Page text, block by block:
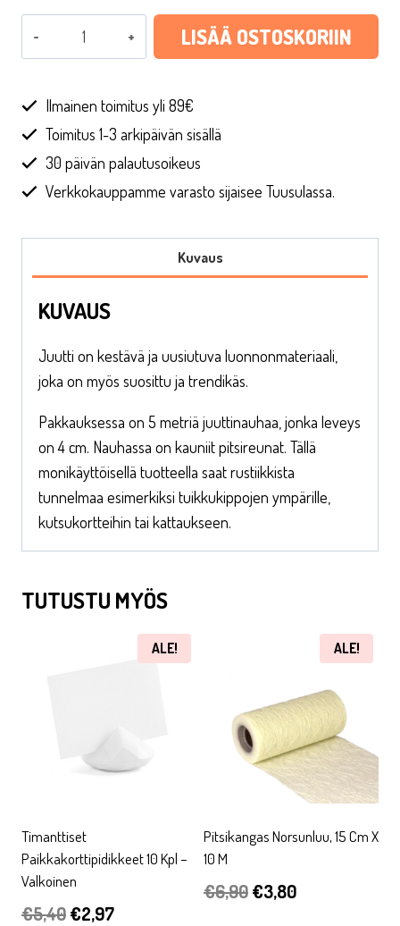
Juuttinauha
x
500
LISÄÄ OSTOSKORIIN
Ilmainen toimitus yli 89€
Toimitus 1-3 arkipäivän sisällä
30 päivän palautusoikeus
Verkkokauppamme varasto sijaisee Tuusulassa.
Kuvaus
KUVAUS
Juutti on kestävä ja uusiutuva luonnonmateriaali,
joka on myös suosittu ja trendikäs.
Pakkauksessa on 5 metriä juuttinauhaa, jonka leveys
on 4 cm. Nauhassa on kauniit pitsireunat. Tällä
monikäyttöisellä tuotteella saat rustiikkista
tunnelmaa esimerkiksi tuikkukippojen ympärille,
kutsukortteihin tai kattaukseen.
TUTUSTU MYÖS
ALE!
Timanttiset
Paikkakorttipidikkeet 10 Kpl –
Valkoinen
€5,40Alkuperäinen
€2,97Nykyinen
ALE!
Pitsikangas Norsunluu, 15 Cm X
10 M
€6,90Alkuperäinen
€3,80Nykyinen